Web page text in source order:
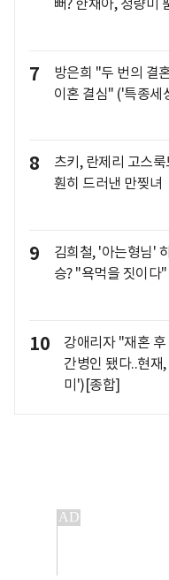
뻐? 한채아, 청량미
7
방은희 "두 번의 결
이혼 결심" ('특종세
8
츠키, 란제리 고스
훤히 드러낸 만찢녀
9
김희철, '아는형님'
승? "욕먹을 짓이다
10
강애리자 "재혼
간병인 됐다..현재
미')[종합]